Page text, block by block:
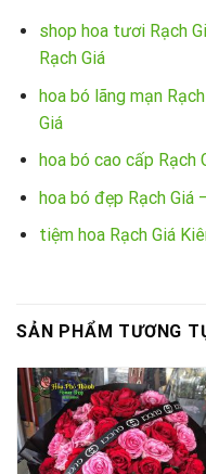
shop hoa tươi Rạch
Rạch Giá
hoa bó lãng mạn
Giá
hoa bó cao cấp Rạch
hoa bó đẹp Rạch Giá
tiệm hoa Rạch Giá
SẢN PHẨM TƯƠNG